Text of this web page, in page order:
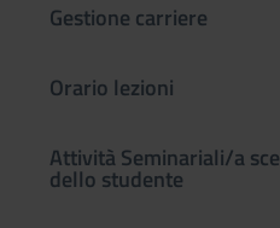
Gestione carriere
Orario lezioni
Attività Seminariali/a
dello studente